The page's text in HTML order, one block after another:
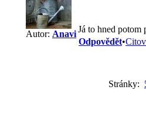
Autor: AnaviJá to hned
Odpovědět•
Stránky: